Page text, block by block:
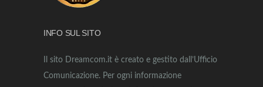
INFO SUL SITO
Il sito Dreamcom.it è creato e gestito dall’Ufficio
Comunicazione. Per ogni informazione